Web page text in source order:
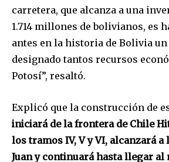
carretera, que alcanza a una
1.714 millones de bolivianos, es
antes en la historia de Bolivia
designado tantos recursos
Potosí”, resaltó.
Explicó que la construcción de
iniciará de la frontera de Chile
los tramos IV, V y VI, alcanzará a
Juan y continuará hasta llegar al